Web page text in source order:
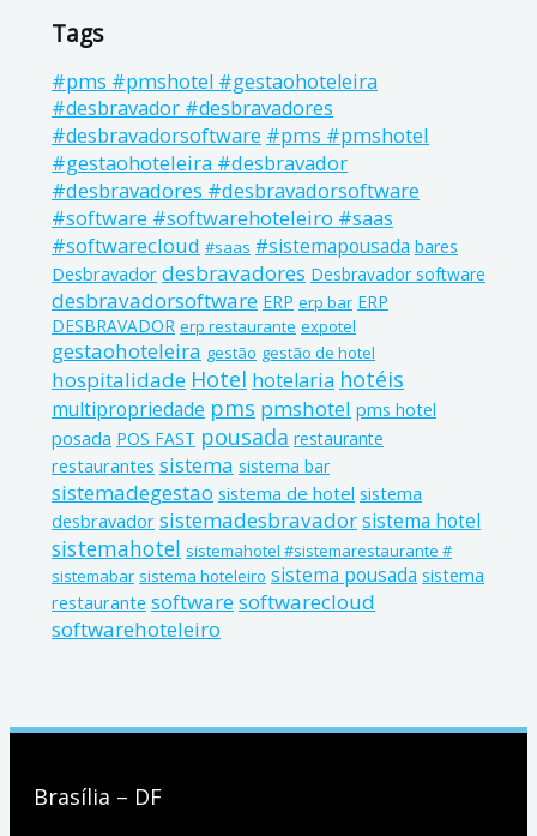
Tags
#pms #pmshotel #gestaohoteleira
#desbravador #desbravadores
#desbravadorsoftware #pms #pmshotel
#gestaohoteleira #desbravador
#desbravadores #desbravadorsoftware
#software #softwarehoteleiro #saas
#softwarecloud #saas #sistemapousada bares
Desbravador desbravadores Desbravador software
desbravadorsoftware ERP erp bar ERP
DESBRAVADOR erp restaurante expotel
gestaohoteleira gestão gestão de hotel
hospitalidade Hotel hotelaria hotéis
multipropriedade pms pmshotel pms hotel
posada POS FAST pousada restaurante
restaurantes sistema sistema bar
sistemadegestao sistema de hotel sistema
desbravador sistemadesbravadorsistema hotel
sistemahotel sistemahotel #sistemarestaurante #
sistemabar sistema hoteleiro sistema pousada sistema
restaurante softwaresoftwarecloud
softwarehoteleiro
Brasília – DF